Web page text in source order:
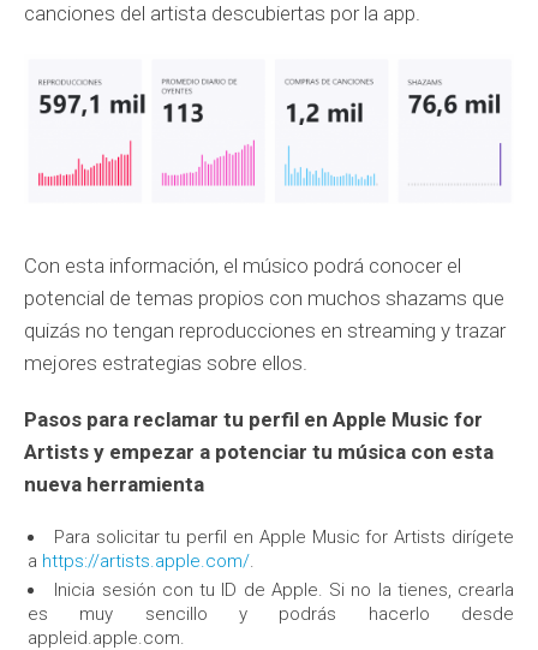
canciones del artista descubiertas por la app.
Con esta información, el músico podrá conocer el
potencial de temas propios con muchos shazams que
quizás no tengan reproducciones en streaming y trazar
mejores estrategias sobre ellos.
Pasos para reclamar tu perfil en Apple Music for
Artists y empezar a potenciar tu música con esta
nueva herramienta
Para solicitar tu perfil en Apple Music for Artists dirígete
a https://artists.apple.com/
Inicia sesión con tu ID de Apple. Si no la tienes, crearla
es muy sencillo y podrás hacerlo desde
appleid.apple.com.